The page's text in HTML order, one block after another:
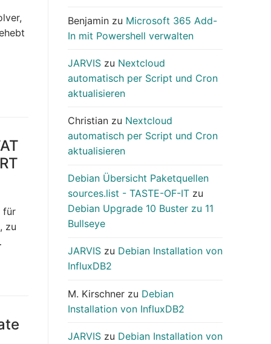
für
zu
Benjamin zu Microsoft 365 Add-
In mit Powershell verwalten
JARVIS zu Nextcloud
automatisch per Script und Cron
aktualisieren
Christian zu Nextcloud
automatisch per Script und Cron
aktualisieren
Debian Übersicht Paketquellen
sources.list - TASTE-OF-IT zu
Debian Upgrade 10 Buster zu 11
Bullseye
JARVIS zu Debian Installation von
InfluxDB2
M. Kirschner zu Debian
Installation von InfluxDB2
JARVIS zu Debian Installation von